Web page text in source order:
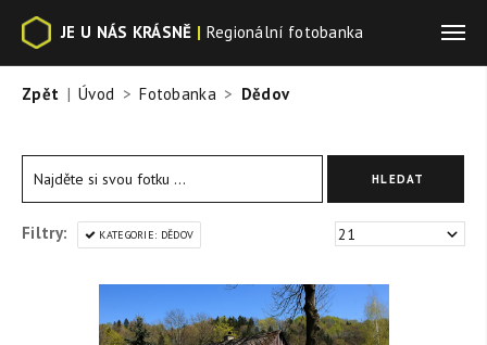
JE U NÁS KRÁSNĚ | Regionální fotobanka
Zpět Úvod Fotobanka Dědov
Filtry: KATEGORIE: DĚDOV